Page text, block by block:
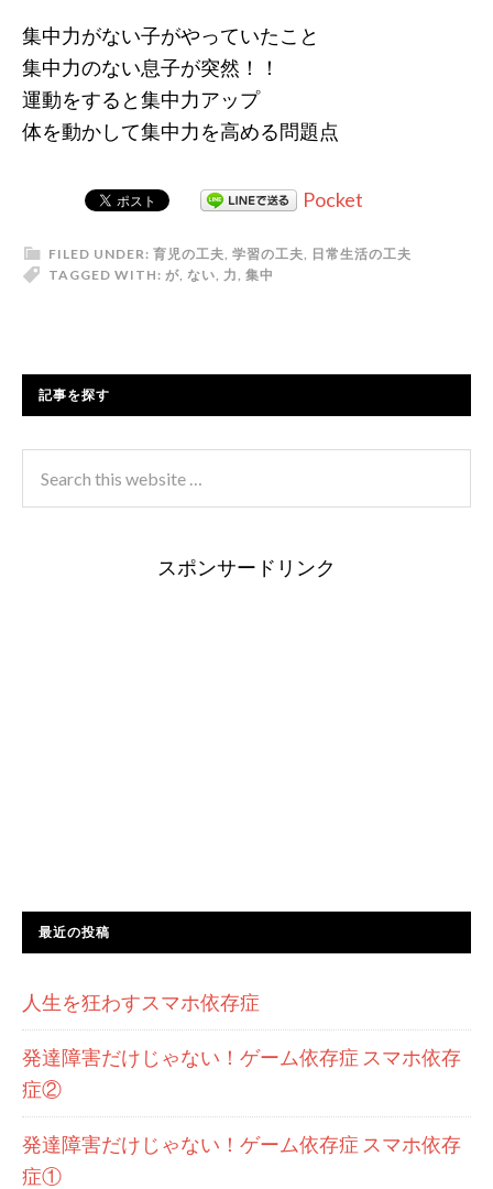
集中力がない子がやっていたこと
集中力のない息子が突然！！
運動をすると集中力アップ
体を動かして集中力を高める問題点
Pocket
FILED UNDER: 育児の工夫 学習の工夫
日常生活の工夫
TAGGED WITH: が ない 力 集中
記事を探す
スポンサードリンク
最近の投稿
人生を狂わすスマホ依存症
発達障害だけじゃない！ゲーム依存症 スマホ依存
症②
発達障害だけじゃない！ゲーム依存症 スマホ依存
症①